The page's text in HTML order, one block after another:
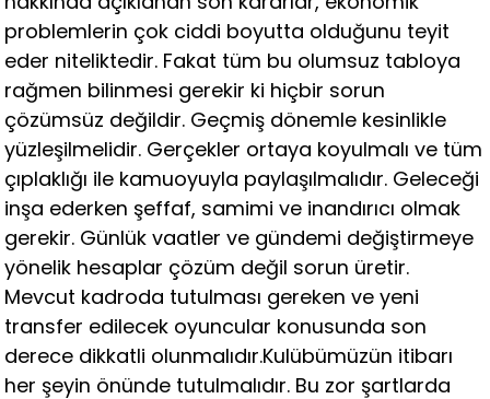
problemlerin çok ciddi boyutta olduğunu teyit
eder niteliktedir. Fakat tüm bu olumsuz tabloya
rağmen bilinmesi gerekir ki hiçbir sorun
çözümsüz değildir. Geçmiş dönemle kesinlikle
yüzleşilmelidir. Gerçekler ortaya koyulmalı ve tüm
çıplaklığı ile kamuoyuyla paylaşılmalıdır. Geleceği
inşa ederken şeffaf, samimi ve inandırıcı olmak
gerekir. Günlük vaatler ve gündemi değiştirmeye
yönelik hesaplar çözüm değil sorun üretir.
Mevcut kadroda tutulması gereken ve yeni
transfer edilecek oyuncular konusunda son
derece dikkatli olunmalıdır.Kulübümüzün itibarı
her şeyin önünde tutulmalıdır. Bu zor şartlarda